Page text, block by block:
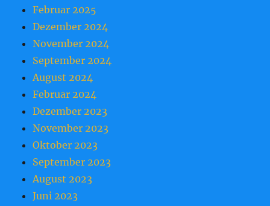
Februar 2025
Dezember 2024
November 2024
September 2024
August 2024
Februar 2024
Dezember 2023
November 2023
Oktober 2023
September 2023
August 2023
Juni 2023